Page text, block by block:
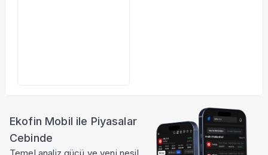
Ekofin Mobil ile Piyasalar
Cebinde